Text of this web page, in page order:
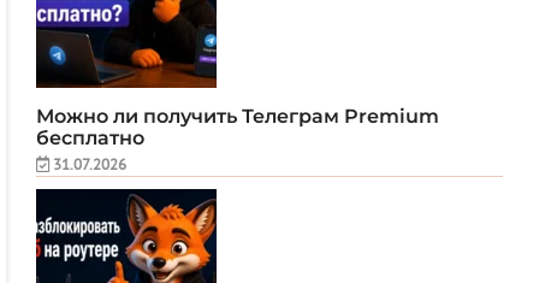
Можно ли получить Телеграм Premium
бесплатно
31.07.2026